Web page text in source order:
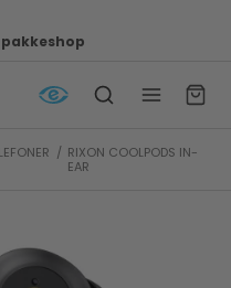
/ RIXON COOLPODS IN-
EAR